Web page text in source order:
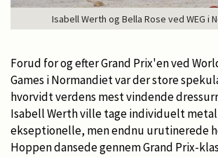
Isabell Werth og Bella Rose ved WEG i
Forud for og efter Grand Prix'en ved
Games i Normandiet var der store
hvorvidt verdens mest vindende
Isabell Werth ville tage individuelt
ekseptionelle, men endnu urutinerede
Hoppen dansede gennem Grand Prix-